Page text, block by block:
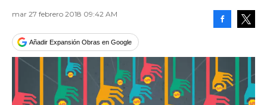
mar 27 febrero 2018 09:42 AM
Añadir Expansión Obras en Google